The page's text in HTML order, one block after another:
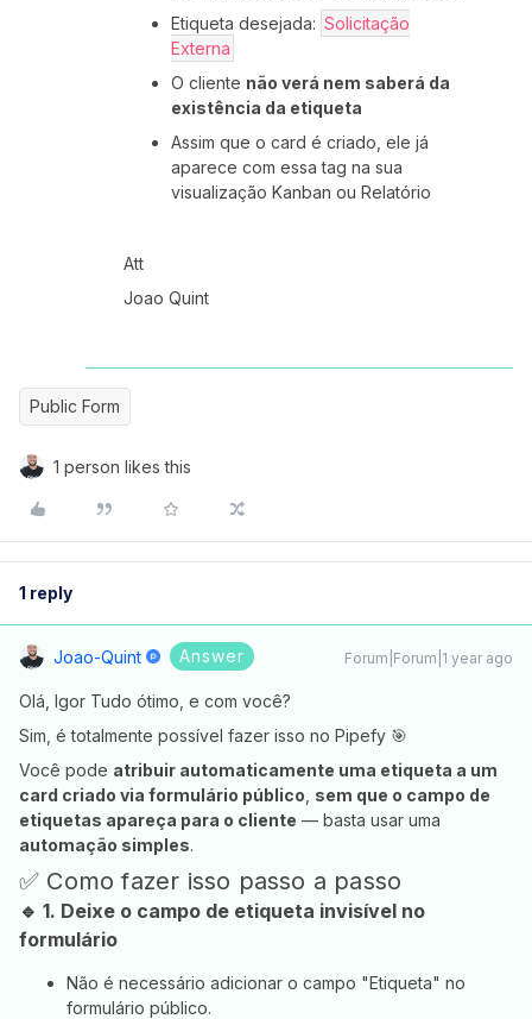
Etiqueta desejada: Solicitação
Externa
O cliente não verá nem saberá da
existência da etiqueta
Assim que o card é criado, ele já
aparece com essa tag na sua
visualização Kanban ou Relatório
Att
Joao Quint
Public Form
1 person likes this
1 reply
Joao-Quint Answer Forum|Forum|1 year ago
Olá, Igor Tudo ótimo, e com você?
Sim, é totalmente possível fazer isso no Pipefy 🎯
Você pode atribuir automaticamente uma etiqueta a um
card criado via formulário público sem que o campo de
etiquetas apareça para o cliente — basta usar uma
automação simples.
✅ Como fazer isso passo a passo
🔹 1. Deixe o campo de etiqueta invisível no
formulário
Não é necessário adicionar o campo "Etiqueta" no
formulário público.